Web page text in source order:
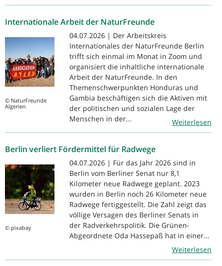
Internationale Arbeit der NaturFreunde
© NaturFreunde
Algerien
04.07.2026 | Der Arbeitskreis
Internationales der NaturFreunde Berlin
trifft sich einmal im Monat in Zoom und
organisiert die inhaltliche internationale
Arbeit der NaturFreunde. In den
Themenschwerpunkten Honduras und
Gambia beschäftigen sich die Aktiven mit
der politischen und sozialen Lage der
Menschen in der...
Weiterlesen
Berlin verliert Fördermittel für Radwege
© pixabay
04.07.2026 | Für das Jahr 2026 sind in
Berlin vom Berliner Senat nur 8,1
Kilometer neue Radwege geplant. 2023
wurden in Berlin noch 26 Kilometer neue
Radwege fertiggestellt. Die Zahl zeigt das
völlige Versagen des Berliner Senats in
der Radverkehrspolitik. Die Grünen-
Abgeordnete Oda Hassepaß hat in einer...
Weiterlesen